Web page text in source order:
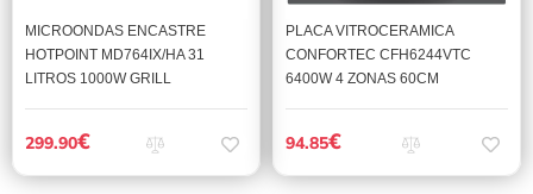
MICROONDAS ENCASTRE
HOTPOINT MD764IX/HA 31
LITROS 1000W GRILL
299.90€
PLACA VITROCERAMICA
CONFORTEC CFH6244VTC
6400W 4 ZONAS 60CM
94.85€